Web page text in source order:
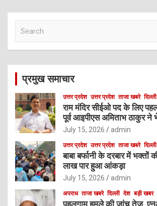
c
प्रमुख समाचार
उत्तर प्रदेश उत्तर प्रदेश ताजा खबरे दिल्ली
राम मंदिर सीईओ पद के लिए
पूर्व आइपीएस अमिताभ ठाकुर ने
July 15, 2026 admin
उत्तर प्रदेश उत्तर प्रदेश ताजा खबरे दिल्ली
बाबा बर्फानी के दरबार में भक्तों
लाख पार हुआ आंकड़ा
July 15, 2026 admin
अपराध ताजा खबरे दिल्ली देश बड़ी खबर